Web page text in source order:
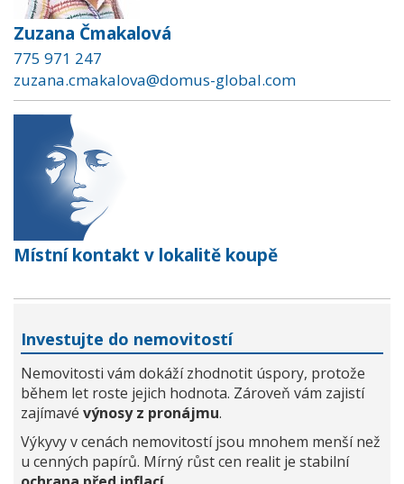
Zuzana Čmakalová
775 971 247
zuzana.cmakalova@domus-global.com
Místní kontakt v lokalitě koupě
Investujte do nemovitostí
Nemovitosti vám dokáží zhodnotit úspory, protože
během let roste jejich hodnota. Zároveň vám zajistí
zajímavé výnosy z pronájmu.
Výkyvy v cenách nemovitostí jsou mnohem menší než
u cenných papírů. Mírný růst cen realit je stabilní